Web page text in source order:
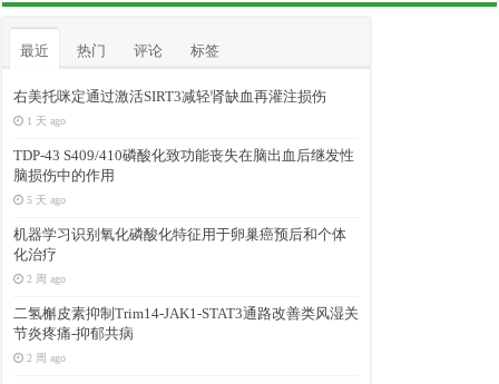
最近 热门 评论 标签
右美托咪定通过激活SIRT3减轻肾缺血再灌注损伤
1 天 ago
TDP-43 S409/410磷酸化致功能丧失在脑出血后继发性
脑损伤中的作用
5 天 ago
机器学习识别氧化磷酸化特征用于卵巢癌预后和个体
化治疗
2 周 ago
二氢槲皮素抑制Trim14-JAK1-STAT3通路改善类风湿关
节炎疼痛-抑郁共病
2 周 ago